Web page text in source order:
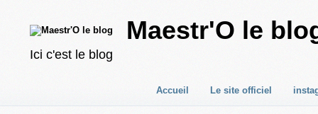
Maestr'O le
Ici c'est le blog
Accueil Le site officiel